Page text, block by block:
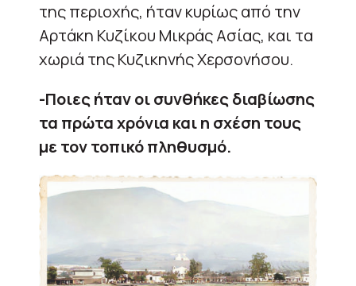
της περιοχής, ήταν κυρίως από την
Αρτάκη Κυζίκου Μικράς Ασίας, και τα
χωριά της Κυζικηνής Χερσονήσου.
-Ποιες ήταν οι συνθήκες διαβίωσης
τα πρώτα χρόνια και η σχέση τους
με τον τοπικό πληθυσμό.